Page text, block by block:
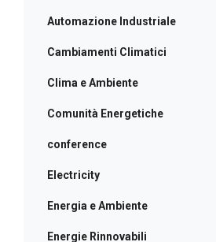
Automazione Industriale
Cambiamenti Climatici
Clima e Ambiente
Comunità Energetiche
conference
Electricity
Energia e Ambiente
Energie Rinnovabili